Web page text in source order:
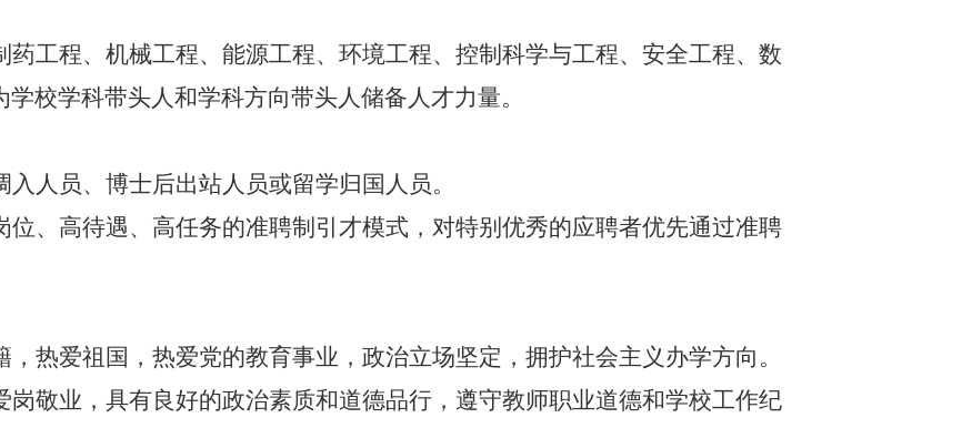
工程、机械工程、能源工程、环境工程、控制科学与工程、安全工程、数
校学科带头人和学科方向带头人储备人才力量。
人员、博士后出站人员或留学归国人员。
、高待遇、高任务的准聘制引才模式，对特别优秀的应聘者优先通过准聘
热爱祖国，热爱党的教育事业，政治立场坚定，拥护社会主义办学方向。
岗敬业，具有良好的政治素质和道德品行，遵守教师职业道德和学校工作纪